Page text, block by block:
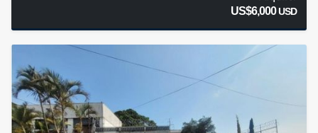
US$6,000USD